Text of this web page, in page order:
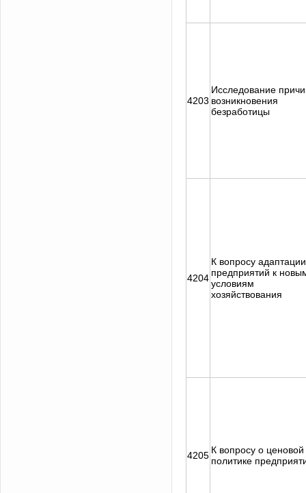
4203
Исследование
возникновения
безработицы
4204
К вопросу адаптации
предприятий к
условиям
хозяйствования
4205 К вопросу о ценовой
политике